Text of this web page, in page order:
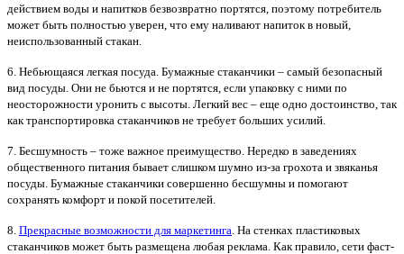
действием воды и напитков безвозвратно портятся, поэтому потребитель
может быть полностью уверен, что ему наливают напиток в новый,
неиспользованный стакан.
6. Небьющаяся легкая посуда. Бумажные стаканчики – самый безопасный
вид посуды. Они не бьются и не портятся, если упаковку с ними по
неосторожности уронить с высоты. Легкий вес – еще одно достоинство, так
как транспортировка стаканчиков не требует больших усилий.
7. Бесшумность – тоже важное преимущество. Нередко в заведениях
общественного питания бывает слишком шумно из-за грохота и звяканья
посуды. Бумажные стаканчики совершенно бесшумны и помогают
сохранять комфорт и покой посетителей.
8. Прекрасные возможности для маркетинга . На стенках пластиковых
стаканчиков может быть размещена любая реклама. Как правило, сети фаст-